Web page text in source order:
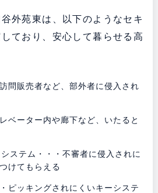
外苑東は、以下のようなセキ
ており、安心して暮らせる高
問販売者など、部外者に侵入され
ベーター内や廊下など、いたると
ステム・・・不審者に侵入されに
けてもらえる
ピッキングされにくいキーシステ